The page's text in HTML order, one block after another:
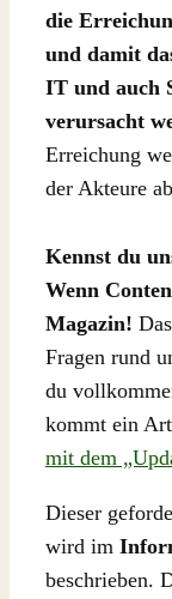
die
und damit
IT und auch
verursacht
Erreichung
der Akteure
Kennst du
Wenn
Magazin!
Fragen rund
du
kommt ein
mit dem
Dieser
wird im
beschrieben.